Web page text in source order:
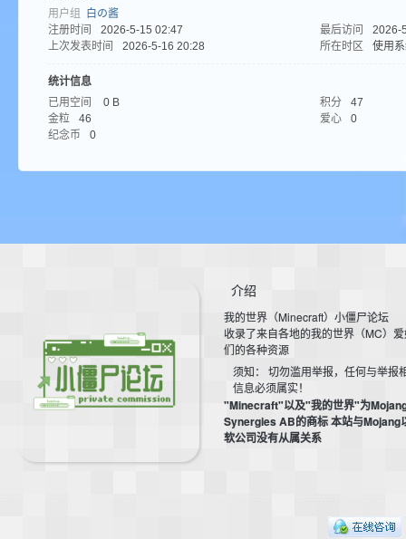
用户组
白の酱
注册时间
2026-5-15 02:47 最后访问
2026-
上次发表时间
2026-5-16 20:28 所在时区 使用
统计信息
已用空间
0 B 积分
47
金粒
46 爱心
0
纪念币
0
介绍
我的世界（Minecraft）小僵尸论坛
收录了来自各地的我的世界（MC）
们的各种资源
须知： 切勿滥用举报，任何与举报
信息必须属实！
"Minecraft"以及"我的世界"为
Synergies AB的商标 本站与Mojang
软公司没有从属关系